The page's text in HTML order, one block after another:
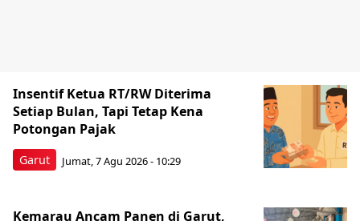
Garut
Insentif Ketua RT/RW Diterima
Setiap Bulan, Tapi Tetap Kena
Potongan Pajak
Jumat, 7 Agu 2026 - 10:29
Kemarau Ancam Panen di Garut,